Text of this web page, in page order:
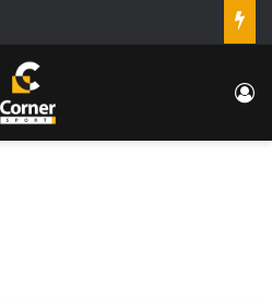
تسجيل الدخول